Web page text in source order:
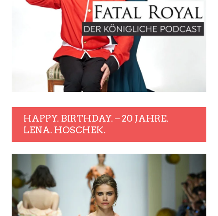
HAPPY. BIRTHDAY. – 20 JAHRE.
LENA. HOSCHEK.